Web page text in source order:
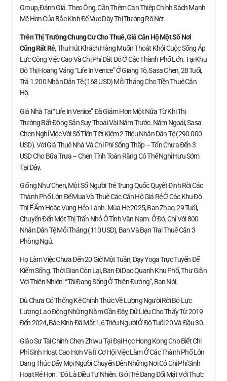
Group, Đánh Giá. Theo Ông, Cần Thêm Can Thiệp Chính Sách Mạnh
Mẽ Hơn Của Bắc Kinh Để Vực Dậy Thị Trường Rõ Nét.
Trên Thị Trường Chung Cư Cho Thuê, Giá Căn HộMột Số Nơi
Cũng Rất Rẻ, Thu Hút Khách Hàng Muốn Thoát Khỏi Cuộc Sống Áp
Lực Công Việc Cao Và Chi Phí Đắt Đỏ Ở Các Thành Phố Lớn. Tại Khu
Đô Thị Hoang Vắng “Life In Venice” Ở Giang Tô, Sasa Chen, 28 Tuổi,
Trả 1.200 Nhân Dân Tệ (168 USD) Mỗi Tháng Cho Tiền Thuê Căn
Hộ.
Giá Nhà Tại “Life In Venice” Đã Giảm Hơn Một Nửa Từ Khi Thị
Trường Bất Động Sản Suy Thoái Vài Năm Trước. Năm Ngoái, Sasa
Chen Nghỉ Việc Với Số Tiền Tiết Kiệm 2 Triệu Nhân Dân Tệ (290.000
USD). Với Giá Thuê Nhà Và Chi Phí Sống Thấp – Tốn Chưa Đến 3
USD Cho Bữa Trưa – Chen Tính Toán Rằng Có Thể Nghỉ Hưu Sớm
Tại Đây.
Giống Như Chen, Một Số Người Trẻ Trung Quốc Quyết Định Rời Các
Thành Phố Lớn Để Mua Và Thuê Các Căn Hộ Giá Rẻ Ở Các Khu Đô
Thị Ế Ẩm Hoặc Vùng Hẻo Lánh. Mùa Hè 2025, Ban Zhao, 29 Tuổi,
Chuyển Đến Một Thị Trấn Nhỏ Ở Tỉnh Vân Nam. Ở Đó, Chỉ Với 800
Nhân Dân Tệ Mỗi Tháng (110 USD), Ban Và Bạn Trai Thuê Căn 3
Phòng Ngủ.
Họ Làm Việc Chưa Đến 20 Giờ Một Tuần, Dạy Yoga Trực Tuyến Để
Kiếm Sống. Thời Gian Còn Lại, Ban Đi Dạo Quanh Khu Phố, Thư Giãn
Với Thiên Nhiên. “Tôi Đang Sống Ở Thiên Đường”, Ban Nói.
Dù Chưa Có Thống Kê Chính Thức Về Lượng Người Rời Bỏ Lực
Lượng Lao Động Những Năm Gần Đây, Dữ Liệu Cho Thấy Từ 2019
Đến 2024, Bắc Kinh Đã Mất 1,6 Triệu Người Ở Độ Tuổi 20 Và Đầu 30.
Giáo Sư Tài Chính Chen Zhiwu Tại Đại Học Hong Kong Cho Biết Chi
Phí Sinh Hoạt Cao Hơn Và Ít Cơ Hội Việc Làm Ở Các Thành Phố Lớn
Đang Thúc Đẩy Mọi Người Chuyển Đến Những Nơi Có Chi Phí Sinh
Hoạt Rẻ Hơn. “Đó Là Điều Tự Nhiên. Giới Trẻ Đang Đối Mặt Với Thực